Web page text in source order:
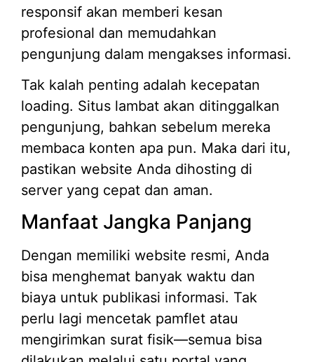
responsif akan memberi kesan
profesional dan memudahkan
pengunjung dalam mengakses informasi.
Tak kalah penting adalah kecepatan
loading. Situs lambat akan ditinggalkan
pengunjung, bahkan sebelum mereka
membaca konten apa pun. Maka dari itu,
pastikan website Anda dihosting di
server yang cepat dan aman.
Manfaat Jangka Panjang
Dengan memiliki website resmi, Anda
bisa menghemat banyak waktu dan
biaya untuk publikasi informasi. Tak
perlu lagi mencetak pamflet atau
mengirimkan surat fisik—semua bisa